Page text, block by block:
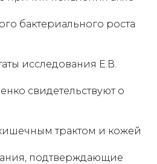
бактериального роста
исследования Е.В.
свидетельствуют о
трактом и кожей
подтверждающие